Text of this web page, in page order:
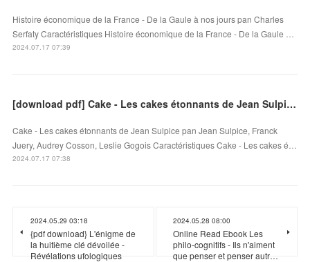
Histoire économique de la France - De la Gaule à nos jours pan Charles
Serfaty Caractéristiques Histoire économique de la France - De la Gaule …
2024.07.17 07:39
[download pdf] Cake - Les cakes étonnants de Jean Sulpice
Cake - Les cakes étonnants de Jean Sulpice pan Jean Sulpice, Franck
Juery, Audrey Cosson, Leslie Gogois Caractéristiques Cake - Les cakes é…
2024.07.17 07:38
2024.05.29 03:18
{pdf download} L'énigme de
la huitième clé dévoilée -
Révélations ufologiques
2024.05.28 08:00
Online Read Ebook Les
philo-cognitifs - Ils n'aiment
que penser et penser autr…